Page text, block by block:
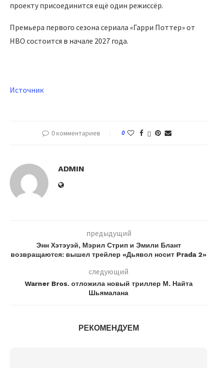
проекту присоединится ещё один режиссёр.
Премьера первого сезона сериала «Гарри Поттер» от
HBO состоится в начале 2027 года.
Источник
0 комментариев 0
ADMIN
предыдущий
Энн Хэтэуэй, Мэрил Стрип и Эмили Блант
возвращаются: вышел трейлер «Дьявол носит Prada 2»
следующий
Warner Bros. отложила новый триллер М. Найта
Шьямалана
РЕКОМЕНДУЕМ